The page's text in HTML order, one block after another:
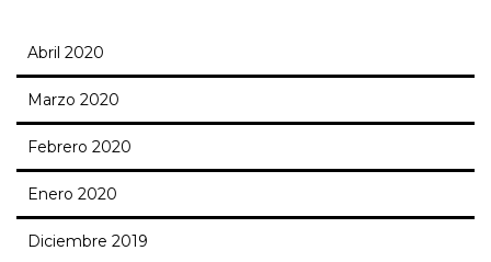
Abril 2020
Marzo 2020
Febrero 2020
Enero 2020
Diciembre 2019